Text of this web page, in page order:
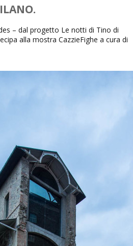
– dal progetto Le notti di Tino di
alla mostra CazzieFighe a cura di